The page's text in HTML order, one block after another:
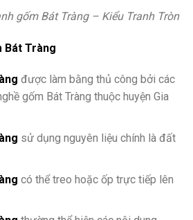
gốm Bát Tràng – Kiểu Tranh Tròn
Bát Tràng
được làm bằng thủ công bởi các
gốm Bát Tràng thuộc huyện Gia
sử dụng nguyên liệu chính là đất
có thể treo hoặc ốp trực tiếp lên